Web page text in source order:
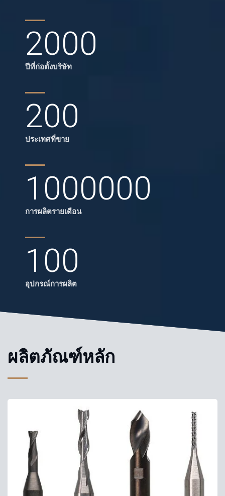
2000
ปีที่ก่อตั้งบริษัท
200
ประเทศที่ขาย
1000000
การผลิตรายเดือน
100
อุปกรณ์การผลิต
ผลิตภัณฑ์หลัก